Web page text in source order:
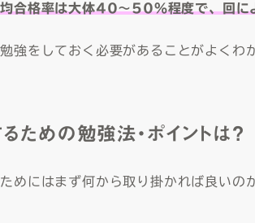
合格率は大体40〜50％程度で、回に
強をしておく必要があることがよくわ
ための勉強法・ポイントは？
めにはまず何から取り掛かれば良いの